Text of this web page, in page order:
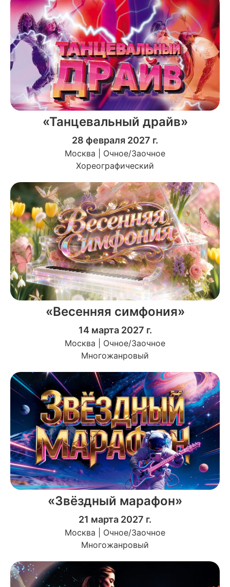
«Танцевальный драйв»
28 февраля 2027 г.
Москва | Очное/Заочное
Хореографический
«Весенняя симфония»
14 марта 2027 г.
Москва | Очное/Заочное
Многожанровый
«Звёздный марафон»
21 марта 2027 г.
Москва | Очное/Заочное
Многожанровый